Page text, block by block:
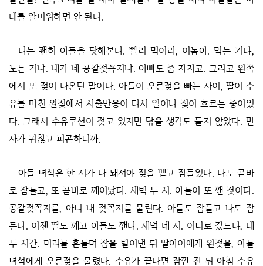
내를 얄미워하면 안 된다.
나는 괜히 아들을 탓해본다. 빨리 먹어라, 이놈아. 먹는 거냐,
노는 거냐. 내가 네 공갈젖꼭지냐. 아빠도 좀 자자고. 그리고 왼쪽
에서 또 젖이 나온단 말이다. 아들이 오른젖을 빠는 사이, 딸이 수
유를 마친 왼젖에서 사출반응이 다시 일어나 젖이 흐르는 중이었
다. 그래서 수유쿠션이 젖고 있지만 닦을 생각도 들지 않았다. 만
사가 귀찮고 피곤하니까.
아들 녀석은 한 시가 다 돼서야 젖을 뱉고 잠들었다. 나도 곧바
로 잠들고, 또 곧바로 깨어났다. 새벽 두 시. 아들이 또 깬 것이다.
공갈젖꼭지를, 아니 내 젖꼭지를 물린다. 아들도 잠들고 나도 잠
든다. 이젠 딸도 깨고 아들도 깬다. 새벽 네 시. 어디로 갔느냐, 내
두 시간. 머리를 흔들며 잠을 털어낸 뒤 딸아이에게 왼젖을, 아들
녀석에게 오른젖을 물렸다. 수유가 끝나면 잠깐 잔 뒤 아침 수유